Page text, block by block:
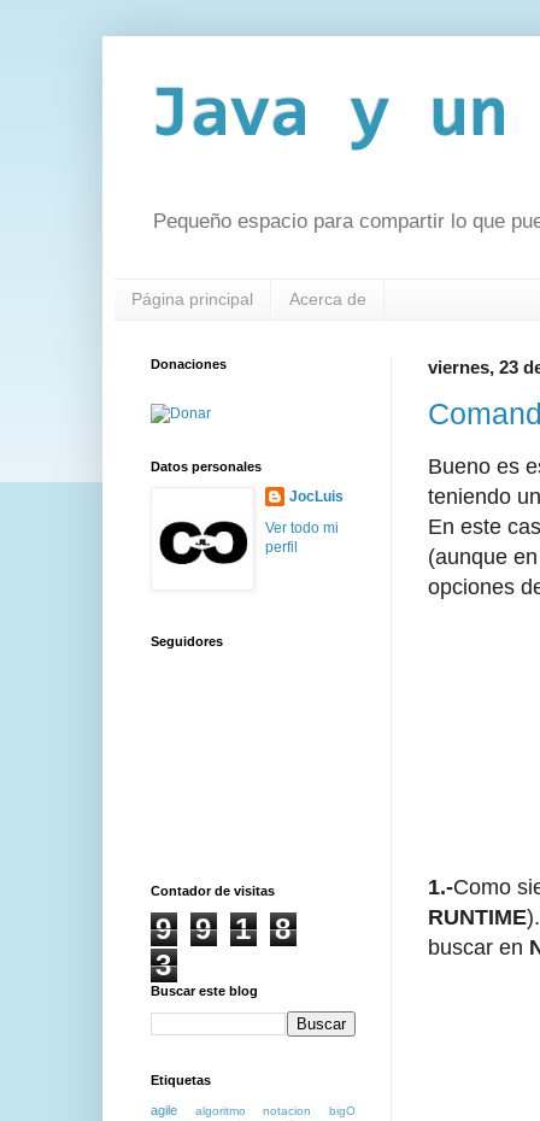
Java y un
Pequeño espacio para compartir lo que
Página principal Acerca de
viernes, 23
Bueno es
teniendo
En este
(aunque
opciones
1.-Como
RUNTIME
buscar en
Donaciones
Datos personales
JocLuis
Ver todo mi
perfil
Seguidores
Contador de visitas
9 9 1
8
3
Buscar este blog
Etiquetas
agile
algoritmo notacion bigO